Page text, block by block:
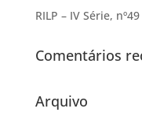
RILP – IV Série,
Comentários
Arquivo